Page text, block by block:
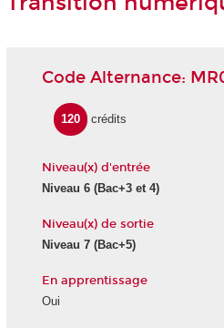
Code Alternance:
120 crédits
Niveau(x) d'entrée
Niveau 6(Bac+3 et 4)
Niveau(x) de sortie
Niveau 7(Bac+5)
En apprentissage
Oui